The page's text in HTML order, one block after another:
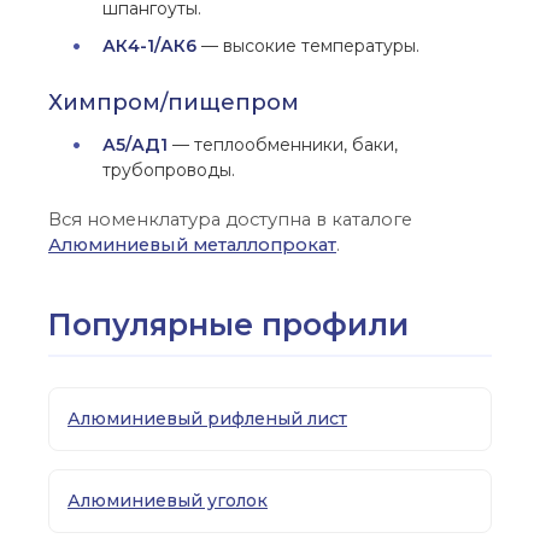
шпангоуты.
АК4-1/АК6 — высокие температуры.
Химпром/пищепром
А5/АД1 — теплообменники, баки,
трубопроводы.
Вся номенклатура доступна в каталоге
Алюминиевый металлопрокат.
Популярные профили
Алюминиевый рифленый лист
Алюминиевый уголок